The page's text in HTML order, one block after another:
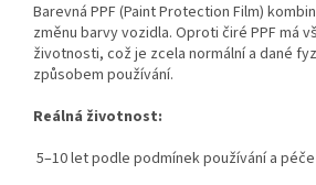
Barevná PPF (Paint Protection Film)
změnu barvy vozidla. Oproti čiré PPF má
životnosti, což je zcela normální a dané
způsobem používání.
Reálná životnost:
5–10 let podle podmínek používání a péče